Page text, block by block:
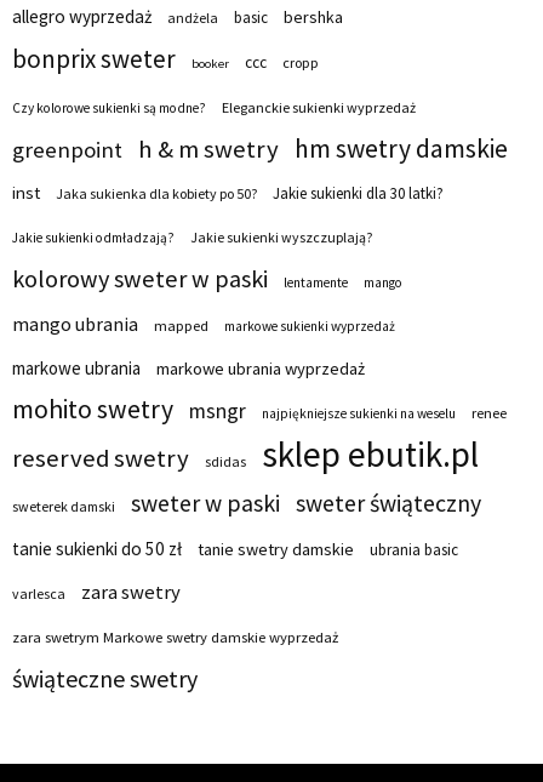
allegro wyprzedaż
andżela basic bershka
bonprix sweter booker ccc cropp
Czy kolorowe sukienki są modne? Eleganckie sukienki wyprzedaż
greenpoint h & m swetry hm swetry damskie
inst Jaka sukienka dla kobiety po 50? Jakie sukienki dla 30 latki?
Jakie sukienki odmładzają? Jakie sukienki wyszczuplają?
kolorowy sweter w paski lentamente mango
mango ubrania mapped markowe sukienki wyprzedaż
markowe ubrania markowe ubrania wyprzedaż
mohito swetry msngr najpiękniejsze sukienki na weselu renee
reserved swetry sdidas sklep ebutik.pl
sweterek damski sweter w paski sweter świąteczny
tanie sukienki do 50 zł tanie swetry damskie ubrania basic
varlesca zara swetry
zara swetrym Markowe swetry damskie wyprzedaż
świąteczne swetry